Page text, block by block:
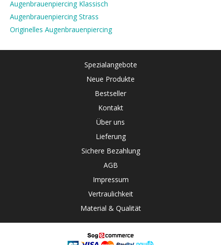
Augenbrauenpiercing Klassisch
Augenbrauenpiercing Strass
Originelles Augenbrauenpiercing
Spezialangebote
Neue Produkte
Bestseller
Kontakt
Über uns
Lieferung
Sichere Bezahlung
AGB
Impressum
Vertraulichkeit
Material & Qualität